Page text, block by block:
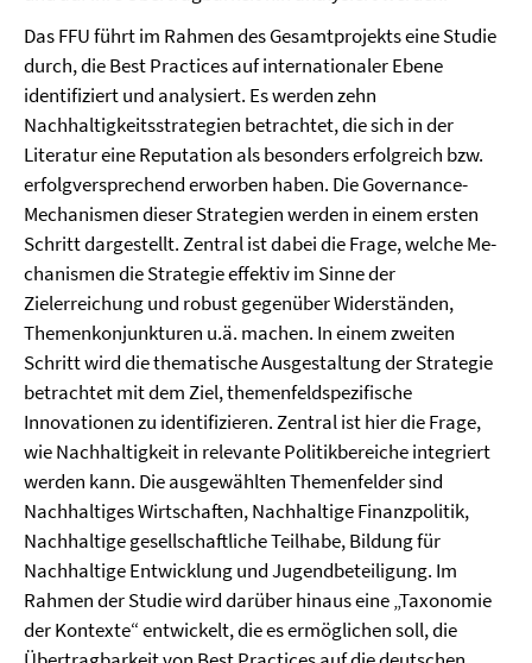
Das FFU führt im Rahmen des Gesamtprojekts eine Studie
durch, die Best Practices auf internationaler Ebene
identifiziert und analysiert. Es werden zehn
Nachhaltigkeitsstrategien betrachtet, die sich in der
Literatur eine Reputation als besonders erfolgreich bzw.
erfolgversprechend erworben haben. Die Governance-
Mechanismen dieser Strategien werden in einem ersten
Schritt dargestellt. Zentral ist dabei die Frage, welche Me­
chanismen die Strategie effektiv im Sinne der
Zielerreichung und robust gegenüber Wider­ständen,
Themenkonjunkturen u.ä. machen. In einem zweiten
Schritt wird die thematische Ausgestaltung der Strategie
betrachtet mit dem Ziel, themenfeldspezifische
Innovationen zu identifizieren. Zentral ist hier die Frage,
wie Nachhaltigkeit in relevante Poli­tikbereiche integriert
werden kann. Die ausgewählten Themenfelder sind
Nachhaltiges Wirtschaften, Nachhaltige Finanzpolitik,
Nachhaltige gesellschaftliche Teilhabe, Bildung für
Nachhaltige Entwicklung und Jugendbeteiligung. Im
Rahmen der Studie wird darüber hinaus eine „Taxonomie
der Kontexte“ entwickelt, die es ermöglichen soll, die